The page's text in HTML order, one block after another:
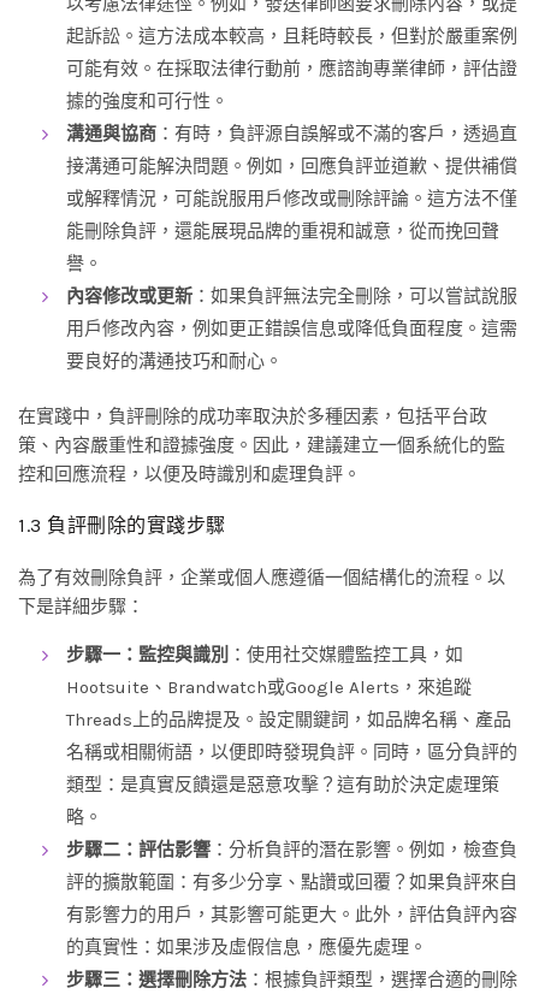
起訴訟。這方法成本較高，且耗時較長，但對於嚴重案例
可能有效。在採取法律行動前，應諮詢專業律師，評估證
據的強度和可行性。
溝通與協商 ：有時，負評源自誤解或不滿的客戶，透過直
接溝通可能解決問題。例如，回應負評並道歉、提供補償
或解釋情況，可能說服用戶修改或刪除評論。這方法不僅
能刪除負評，還能展現品牌的重視和誠意，從而挽回聲
譽。
內容修改或更新 ：如果負評無法完全刪除，可以嘗試說服
用戶修改內容，例如更正錯誤信息或降低負面程度。這需
要良好的溝通技巧和耐心。
在實踐中，負評刪除的成功率取決於多種因素，包括平台政
策、內容嚴重性和證據強度。因此，建議建立一個系統化的監
控和回應流程，以便及時識別和處理負評。
1.3 負評刪除的實踐步驟
為了有效刪除負評，企業或個人應遵循一個結構化的流程。以
下是詳細步驟：
步驟一：監控與識別 ：使用社交媒體監控工具，如
Hootsuite、Brandwatch或Google Alerts，來追蹤
Threads上的品牌提及。設定關鍵詞，如品牌名稱、產品
名稱或相關術語，以便即時發現負評。同時，區分負評的
類型：是真實反饋還是惡意攻擊？這有助於決定處理策
略。
步驟二：評估影響 ：分析負評的潛在影響。例如，檢查負
評的擴散範圍：有多少分享、點讚或回覆？如果負評來自
有影響力的用戶，其影響可能更大。此外，評估負評內容
的真實性：如果涉及虛假信息，應優先處理。
步驟三：選擇刪除方法 ：根據負評類型，選擇合適的刪除